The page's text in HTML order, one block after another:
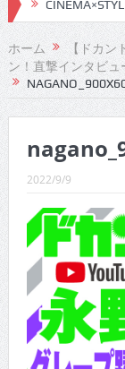
ホーム
【ドカ
ン！直撃インタビ
2022/9/9